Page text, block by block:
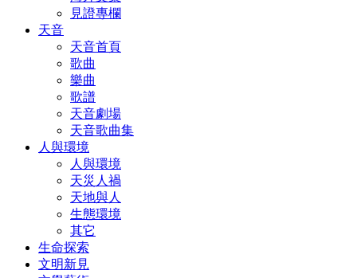
見證專欄
天音
天音首頁
歌曲
樂曲
歌譜
天音劇場
天音歌曲集
人與環境
人與環境
天災人禍
天地與人
生態環境
其它
生命探索
文明新見